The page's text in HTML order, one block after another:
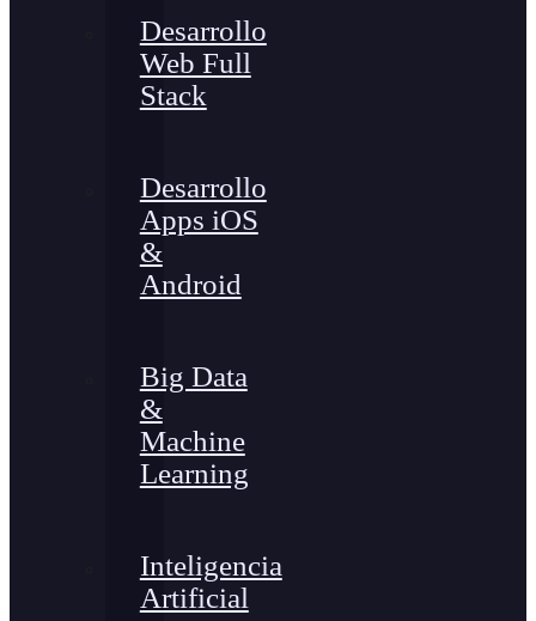
Desarrollo
Web Full
Stack
Desarrollo
Apps iOS
&
Android
Big Data
&
Machine
Learning
Inteligencia
Artificial